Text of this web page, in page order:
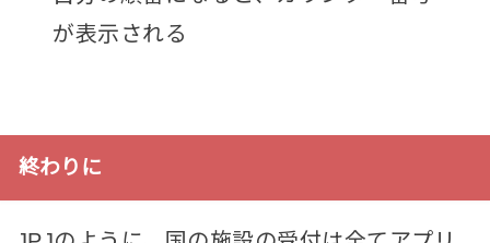
が表示される
終わりに